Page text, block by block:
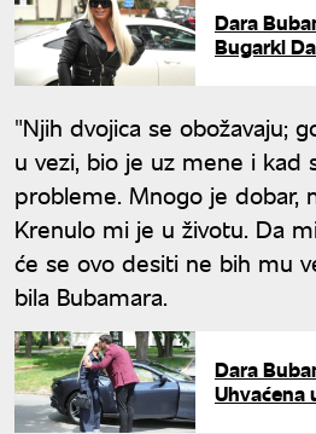
Dara
Bugarki
"Njih dvojica se obožavaju;
u vezi, bio je uz mene i kad
probleme. Mnogo je dobar,
Krenulo mi je u životu. Da
će se ovo desiti ne bih mu
bila Bubamara.
Dara
Uhvaćena